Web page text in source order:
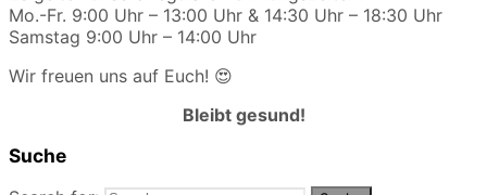
Mo.-Fr. 9:00 Uhr – 13:00 Uhr & 14:30 Uhr – 18:30 Uhr
Samstag 9:00 Uhr – 14:00 Uhr
Wir freuen uns auf Euch! 😍
Bleibt gesund!
Suche